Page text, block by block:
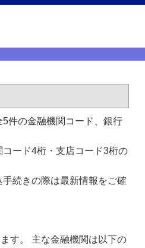
件の金融機関コード、銀行
ード4桁・支店コード3桁の
続きの際は最新情報をご確
す。 主な金融機関は以下の